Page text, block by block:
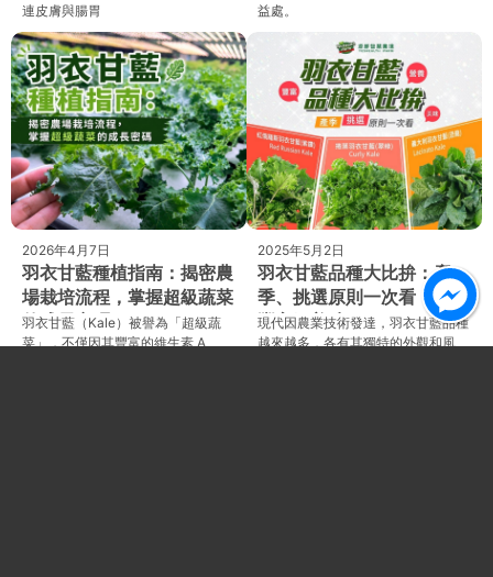
連皮膚與腸胃
益處。
2026年4月7日
羽衣甘藍種植指南：揭密農
場栽培流程，掌握超級蔬菜
的成長密碼
羽衣甘藍（Kale）被譽為「超級蔬
菜」，不僅因其豐富的維生素 A、
2025年5月2日
羽衣甘藍品種大比拚：產
季、挑選原則一次看，營養
豐富又美味！
現代因農業技術發達，羽衣甘藍品種
越來越多，各有其獨特的外觀和風